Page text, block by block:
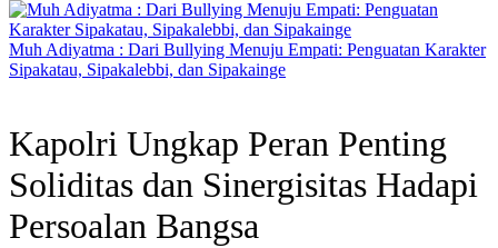
Muh Adiyatma : Dari Bullying Menuju Empati: Penguatan Karakter
Sipakatau, Sipakalebbi, dan Sipakainge
Kapolri Ungkap Peran Penting
Soliditas dan Sinergisitas Hadapi
Persoalan Bangsa